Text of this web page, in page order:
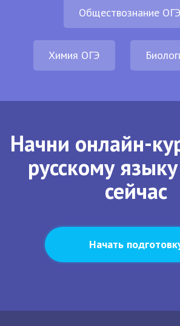
Обществознание ОГЭ
Химия ОГЭ
Начни онлайн-
русскому
сейчас
Начать